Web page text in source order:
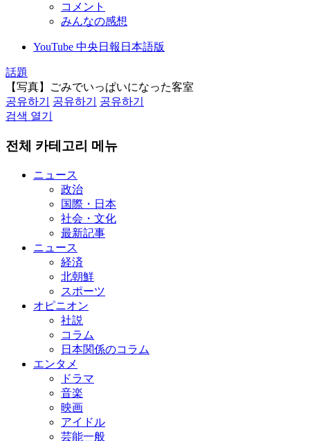
コメント
みんなの感想
YouTube 中央日報日本語版
話題
【写真】ごみでいっぱいになった客室
공유하기
공유하기
공유하기
검색 열기
전체 카테고리 메뉴
ニュース
政治
国際・日本
社会・文化
最新記事
ニュース
経済
北朝鮮
スポーツ
オピニオン
社説
コラム
日本関係のコラム
エンタメ
ドラマ
音楽
映画
アイドル
芸能一般